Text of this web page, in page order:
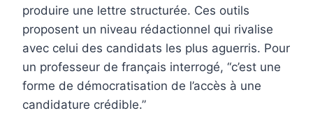
produire une lettre structurée. Ces outils
proposent un niveau rédactionnel qui rivalise
avec celui des candidats les plus aguerris. Pour
un professeur de français interrogé, “c’est une
forme de démocratisation de l’accès à une
candidature crédible.”